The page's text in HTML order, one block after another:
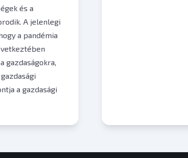
és a
A jelenlegi
a pandémia
gazdaságokra,
a gazdasági